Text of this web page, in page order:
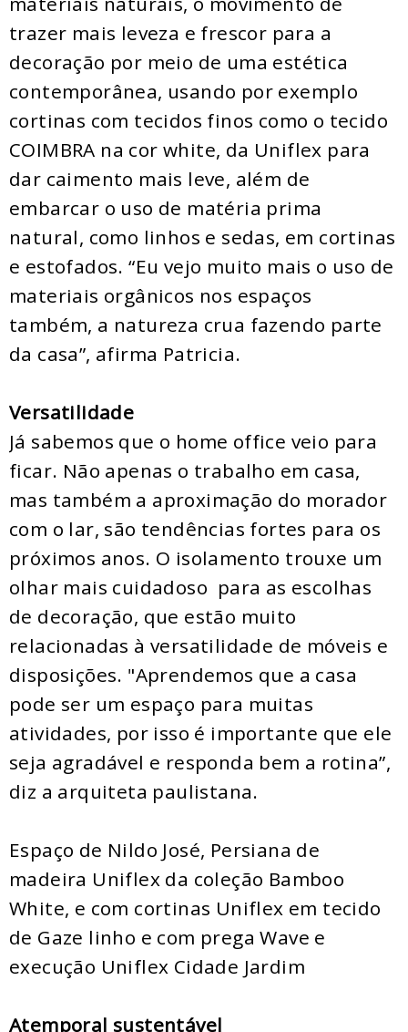
trazer mais leveza e frescor para a
decoração por meio de uma estética
contemporânea, usando por exemplo
cortinas com tecidos finos como o tecido
COIMBRA na cor white, da Uniflex para
dar caimento mais leve, além de
embarcar o uso de matéria prima
natural, como linhos e sedas, em cortinas
e estofados. “Eu vejo muito mais o uso de
materiais orgânicos nos espaços
também, a natureza crua fazendo parte
da casa”, afirma Patricia.
Versatilidade
Já sabemos que o home office veio para
ficar. Não apenas o trabalho em casa,
mas também a aproximação do morador
com o lar, são tendências fortes para os
próximos anos. O isolamento trouxe um
olhar mais cuidadoso para as escolhas
de decoração, que estão muito
relacionadas à versatilidade de móveis e
disposições. "Aprendemos que a casa
pode ser um espaço para muitas
atividades, por isso é importante que ele
seja agradável e responda bem a rotina”,
diz a arquiteta paulistana.
Espaço de Nildo José, Persiana de
madeira Uniflex da coleção Bamboo
White, e com cortinas Uniflex em tecido
de Gaze linho e com prega Wave e
execução Uniflex Cidade Jardim
Atemporal sustentável